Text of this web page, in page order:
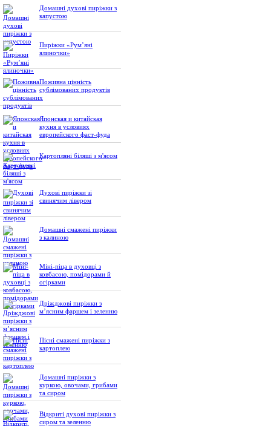
Домашні духові пиріжки з
капустою
Пиріжки «Рум’яні
ялиночки»
Поживна цінність
сублімованих продуктів
Японская и китайская
кухня в условиях
европейского фаст-фуда
Картопляні біляші з м'ясом
Духові пиріжки зі
свинячим лівером
Домашні смажені пиріжки
з калиною
Міні-піца в духовці з
ковбасою, помідорами й
огірками
Дріжджові пиріжки з
м’ясним фаршем і зеленню
Пісні смажені пиріжки з
картоплею
Домашні пиріжки з
куркою, овочами, грибами
та сиром
Відкриті духові пиріжки з
сиром та зеленню